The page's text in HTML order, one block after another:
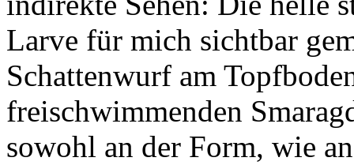
Larve für mich sichtbar
Schattenwurf am
freischwimmenden
sowohl an der Form, wie